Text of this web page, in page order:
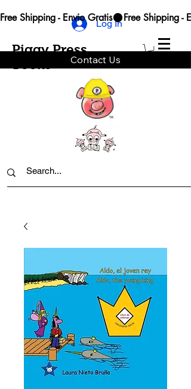
Piggy Press
Contact Us
Log In
Free Shipping - Envio Gratis